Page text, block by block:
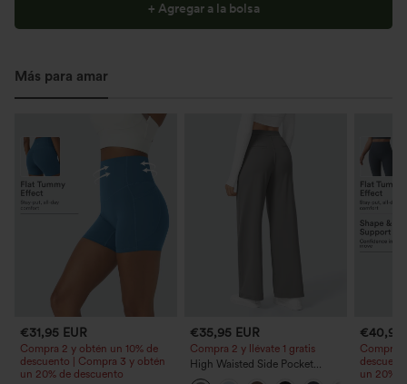
+ Agregar a la bolsa
Más para amar
€31,95 EUR
Compra 2 y obtén un 10% de
descuento | Compra 3 y obtén
un 20% de descuento
€35,95 EUR
Compra 2 y llévate 1 gratis
High Waisted Side Pocket
Straight Leg Work Pants
€40,95
Compra
un 20%